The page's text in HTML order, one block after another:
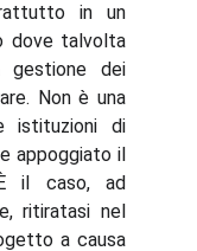
in un
dove talvolta
gestione dei
Non è una
istituzioni di
appoggiato il
il caso, ad
ritiratasi nel
a causa